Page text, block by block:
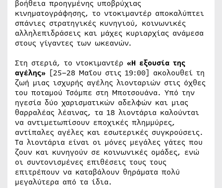
βοήθεια προηγμένης υποβρύχιας
κινηματογράφησης, το ντοκιμαντέρ αποκαλύπτει
σπάνιες στρατηγικές κυνηγιού, κοινωνικές
αλληλεπιδράσεις και μάχες κυριαρχίας ανάμεσα
στους γίγαντες των ωκεανών.
Στη στεριά, το ντοκιμαντέρ «Η εξουσία της
αγέλης» [25–28 Μαΐου στις 19:00] ακολουθεί τη
ζωή μιας ισχυρής αγέλης λιονταριών στις όχθες
του ποταμού Τσόμπε στη Μποτσουάνα. Υπό την
ηγεσία δύο χαρισματικών αδελφών και μιας
θαρραλέας λέαινας, τα 18 λιοντάρια καλούνται
να αντιμετωπίσουν εποχικές πλημμύρες,
αντίπαλες αγέλες και εσωτερικές συγκρούσεις.
Τα λιοντάρια είναι οι μόνες μεγάλες γάτες που
ζουν και κυνηγούν σε κοινωνικές ομάδες, ενώ
οι συντονισμένες επιθέσεις τους τους
επιτρέπουν να καταβάλουν θηράματα πολύ
μεγαλύτερα από τα ίδια.